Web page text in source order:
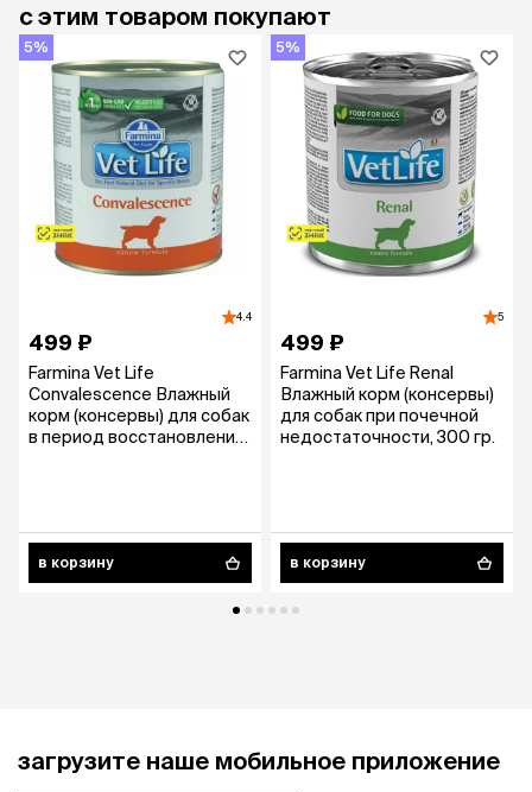
с этим товаром покупают
5%
4.4
499 ₽
Farmina Vet Life
Convalescence Влажный
корм (консервы) для собак
в период восстановления
в корзину
5%
5
499 ₽
Farmina Vet Life Renal
Влажный корм (консервы)
для собак при почечной
недостаточности, 300 гр.
в корзину
загрузите наше мобильное приложение